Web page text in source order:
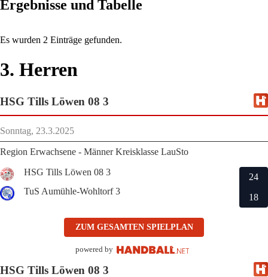
Ergebnisse und Tabelle
Es wurden 2 Einträge gefunden.
3. Herren
HSG Tills Löwen 08 3
Sonntag, 23.3.2025
Region Erwachsene - Männer Kreisklasse LauSto
HSG Tills Löwen 08 3
TuS Aumühle-Wohltorf 3
24
18
ZUM GESAMTEN SPIELPLAN
powered by
HSG Tills Löwen 08 3